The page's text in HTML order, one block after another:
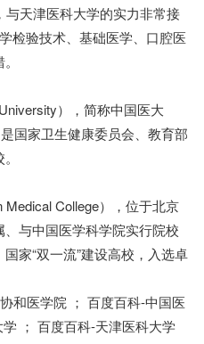
天津医科大学的实力非常接
检验技术、基础医学、口腔医
），简称中国医大
国家卫生健康委员会、教育部
College），位于北京
与中国医学科学院实行院校
家“双一流”建设高校，入选卓
和医学院 ； 百度百科-中国医
； 百度百科-天津医科大学